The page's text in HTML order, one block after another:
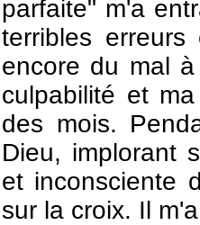
parfaite" m'a
terribles
encore du mal
culpabilité et
des mois.
Dieu, implorant
et inconsciente
sur la croix. Il